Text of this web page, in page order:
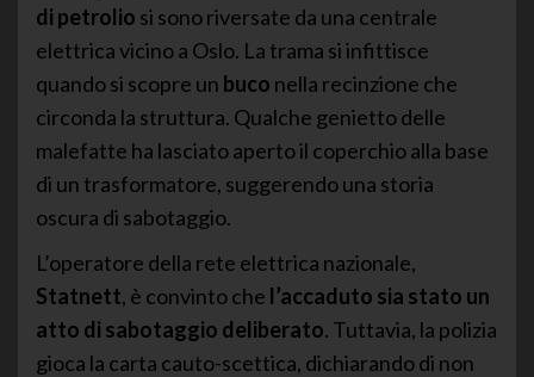
di petrolio si sono riversate da una centrale
elettrica vicino a Oslo. La trama si infittisce
quando si scopre un buco nella recinzione che
circonda la struttura. Qualche genietto delle
malefatte ha lasciato aperto il coperchio alla base
di un trasformatore, suggerendo una storia
oscura di sabotaggio.
L’operatore della rete elettrica nazionale,
Statnett, è convinto che l’accaduto sia stato un
atto di sabotaggio deliberato. Tuttavia, la polizia
gioca la carta cauto-scettica, dichiarando di non